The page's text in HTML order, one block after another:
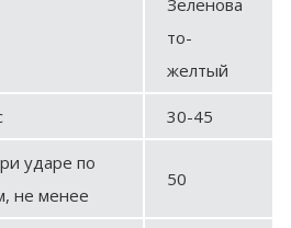
то-
желтый
30-45
ударе по
не менее
50